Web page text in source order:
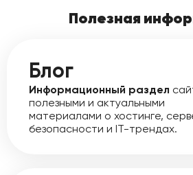
Полезная
Блог
Информационный раздел
полезными и актуальными
материалами о хостинге,
безопасности и IT-трендах.